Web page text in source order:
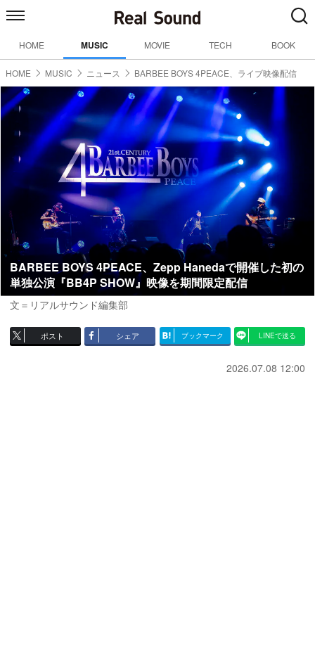
HOME MUSIC MOVIE TECH BOOK
HOME MUSIC ニュース BARBEE BOYS 4PEACE、ライブ映像配信
BARBEE BOYS 4PEACE、Zepp Hanedaで開催した初の
単独公演『BB4P SHOW』映像を期間限定配信
文＝リアルサウンド編集部
ポスト シェア ブックマーク LINEで送る
2026.07.08 12:00